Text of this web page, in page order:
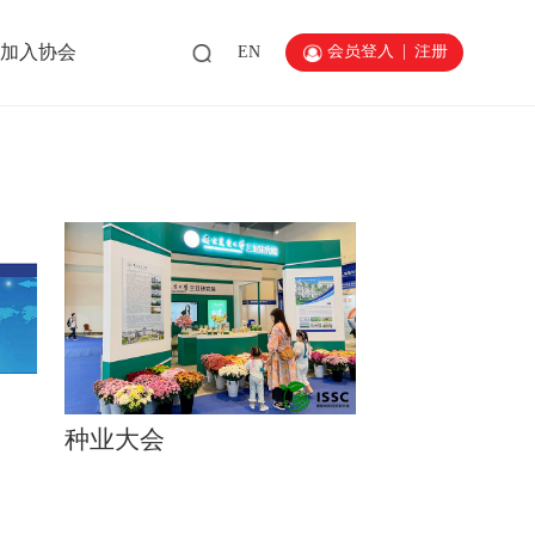
加入协会 EN 会员登入 注册
种业大会